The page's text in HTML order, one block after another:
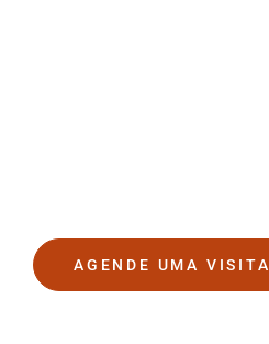
AGENDE UMA VISITA